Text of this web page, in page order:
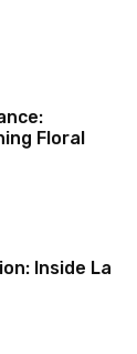
Floral
Inside La